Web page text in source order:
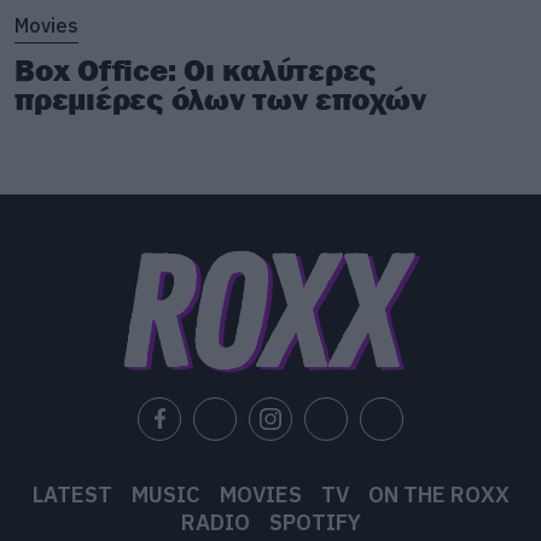
φοράει τη μάσκα του Corey κατά τη διάρκεια
του σεξ, προσπαθούσε να του δαγκώσει το
λαιμό. Να κάτι που λίγοι θα μπορούν να
Movies
Box Office: Οι καλύτερες
πρεμιέρες όλων των εποχών
LATEST MUSIC MOVIES TV
ON THE ROXX
RADIO
SPOTIFY